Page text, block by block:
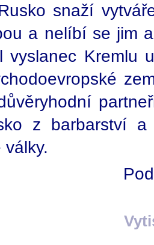
snaží
a nelíbí se jim
vyslanec Kremlu
z barbarství